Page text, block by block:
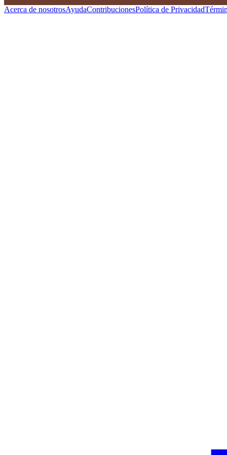
Acerca de nosotrosAyudaContribucionesPolítica de Privacidad